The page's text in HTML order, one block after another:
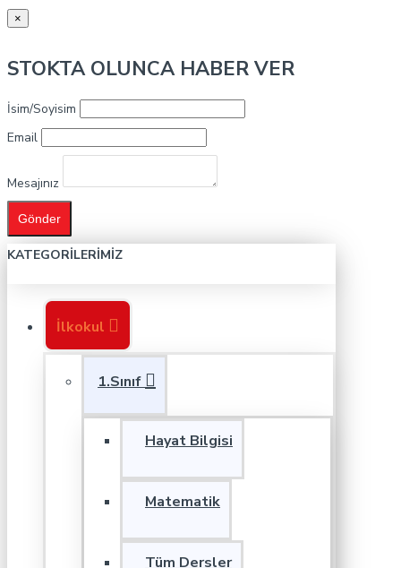
×
STOKTA OLUNCA HABER VER
İsim/Soyisim
Email
Mesajınız
Gönder
KATEGORILERIMIZ
İlkokul
1.Sınıf
Hayat Bilgisi
Matematik
Tüm Dersler